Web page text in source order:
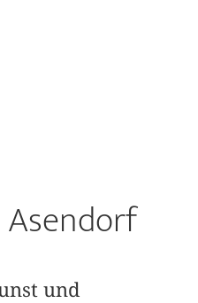
und